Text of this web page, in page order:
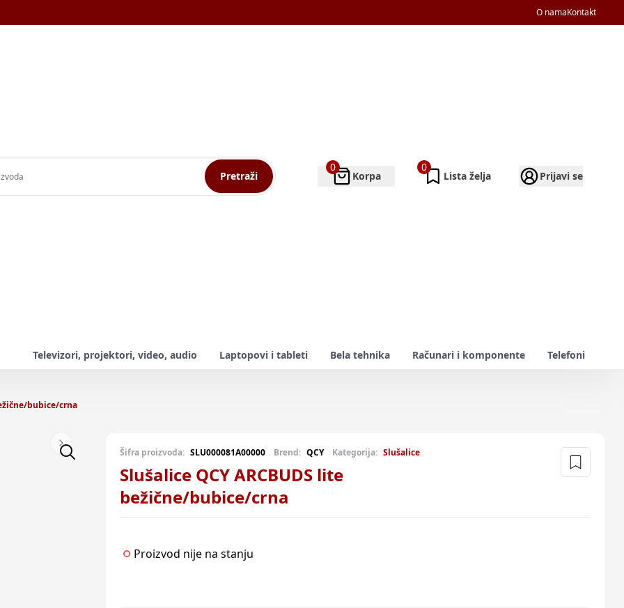
O namaKontakt
Pretraži
0
Korpa
0
Lista želja Prijavi se
Televizori, projektori, video, audio Laptopovi i tableti Bela tehnika Računari i komponente Telefoni
bubice/crna
Next slide Šifra proizvoda: SLU000081A00000 Brend: QCY Kategorija: Slušalice
Slušalice QCY ARCBUDS lite
bežične/bubice/crna
Proizvod nije na stanju